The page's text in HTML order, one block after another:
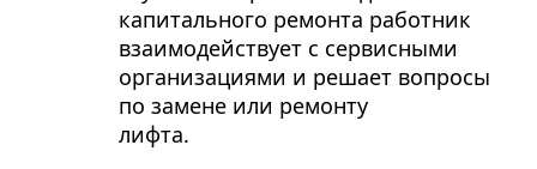
капитального ремонта работник
взаимодействует с сервисными
организациями и решает вопросы
по замене или ремонту
лифта.